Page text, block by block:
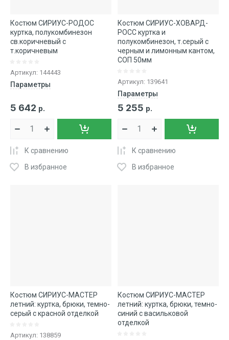
Костюм СИРИУС-РОДОС
куртка, полукомбинезон
св.коричневый с
т.коричневым
Артикул: 144443
Параметры
5 642 р.
К сравнению
В избранное
Костюм СИРИУС-ХОВАРД-
РОСС куртка и
полукомбинезон, т.серый с
черным и лимонным кантом,
СОП 50мм
Артикул: 139641
Параметры
5 255 р.
К сравнению
В избранное
Костюм СИРИУС-МАСТЕР
летний: куртка, брюки, темно-
серый с красной отделкой
Артикул: 138859
Костюм СИРИУС-МАСТЕР
летний: куртка, брюки, темно-
синий с васильковой
отделкой